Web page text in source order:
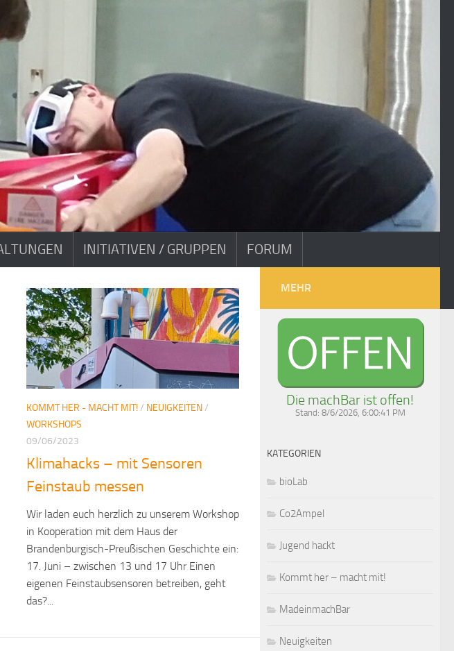
INITIATIVEN / GRUPPEN FORUM
KOMMT HER - MACHT MIT!/ NEUIGKEITEN/
WORKSHOPS
09/06/2023
Klimahacks – mit Sensoren
Feinstaub messen
Wir laden euch herzlich zu unserem Workshop
in Kooperation mit dem Haus der
Brandenburgisch-Preußischen Geschichte ein:
17. Juni – zwischen 13 und 17 Uhr Einen
eigenen Feinstaubsensoren betreiben, geht
das?...
MEHR
Die machBar ist offen!
Stand: 8/6/2026, 6:00:41 PM
KATEGORIEN
bioLab
Co2Ampel
Jugend hackt
Kommt her – macht mit!
MadeinmachBar
Neuigkeiten